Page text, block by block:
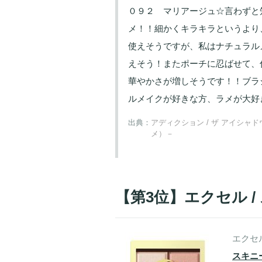
０９２ マリアージュ☆言わずと
メ！！細かくキラキラというよ
使えそうですが、私はナチュラ
えそう！またポーチに忍ばせて
華やかさが増しそうです！！ブ
ルメイクが好きな方、ラメが大
出典： アディクション / ザ アイシャ
メ）－
【第3位】エクセル
エクセ
スキニ